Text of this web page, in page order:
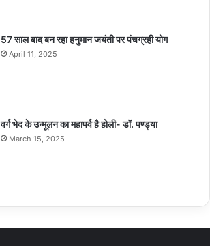
57 साल बाद बन रहा हनुमान जयंती पर पंचग्रही योग
April 11, 2025
वर्ग भेद के उन्मूलन का महापर्व है होली- डॉ. पण्ड्या
March 15, 2025